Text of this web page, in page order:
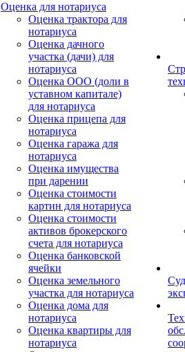
Оценка для нотариуса
Оценка трактора для
нотариуса
Оценка дачного
участка (дачи) для
нотариуса
Оценка ООО (доли в
уставном капитале)
для нотариуса
Оценка прицепа для
нотариуса
Оценка гаража для
нотариуса
Оценка имущества
при дарении
Оценка стоимости
картин для нотариуса
Оценка стоимости
активов брокерского
счета для нотариуса
Оценка банковской
ячейки
Оценка земельного
участка для нотариуса
Оценка дома для
нотариуса
Оценка квартиры для
нотариуса